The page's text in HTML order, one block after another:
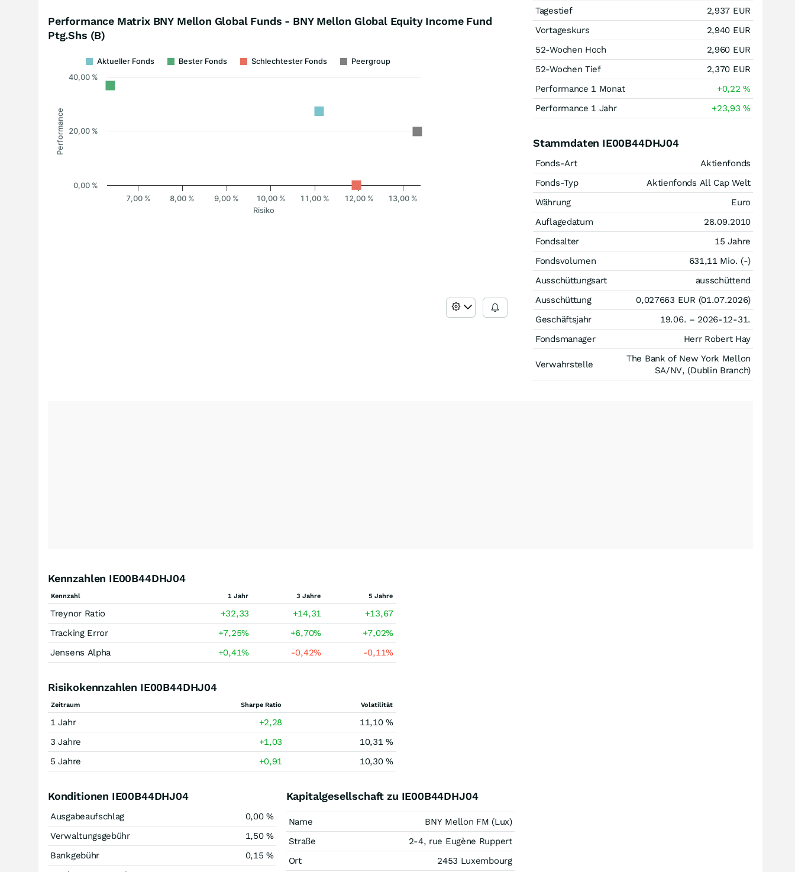
Performance Matrix BNY Mellon Global Funds - BNY Mellon Global Equity Income Fund
Ptg.Shs (B)
Risiko
Performance
Aktueller Fonds Bester Fonds Schlechtester Fonds Peergroup
7,00 % 8,00 % 9,00 % 10,00 % 11,00 % 12,00 % 13,00 %
0,00 %
20,00 %
40,00 %
Tagestief
2,937 EUR
Vortageskurs
2,940 EUR
52-Wochen Hoch
2,960 EUR
52-Wochen Tief
2,370 EUR
Performance 1 Monat
+0,22%
Performance 1 Jahr
+23,93%
Stammdaten IE00B44DHJ04
Fonds-Art
Aktienfonds
Fonds-Typ
Aktienfonds All Cap Welt
Währung
Euro
Auflagedatum
28.09.2010
Fondsalter
15 Jahre
Fondsvolumen
631,11 Mio. (-)
Ausschüttungsart
ausschüttend
Ausschüttung
0,027663 EUR (01.07.2026)
Geschäftsjahr
19.06. – 2026-12-31.
Fondsmanager
Herr Robert Hay
Verwahrstelle
The Bank of New York Mellon
SA/NV, (Dublin Branch)
Kennzahlen IE00B44DHJ04
Kennzahl 1 Jahr 3 Jahre 5 Jahre
Treynor Ratio +32,33 +14,31
+13,67
Tracking Error
+7,25% +6,70% +7,02%
Jensens Alpha
+0,41% -0,42% -0,11%
Risikokennzahlen IE00B44DHJ04
Zeitraum Sharpe Ratio Volatilität
1 Jahr +2,28
11,10 %
3 Jahre
+1,03
10,31 %
5 Jahre
+0,91 10,30 %
Konditionen IE00B44DHJ04
Ausgabeaufschlag
0,00 %
Verwaltungsgebühr
1,50 %
Bankgebühr
0,15 %
Kapitalgesellschaft zu IE00B44DHJ04
Name
BNY Mellon FM (Lux)
Straße
2-4, rue Eugène Ruppert
Ort
2453 Luxembourg